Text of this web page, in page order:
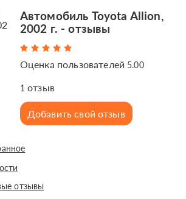
Автомобиль Toyota Allion,
2002 г. - отзывы
Оценка пользователей 5.00
1 отзыв
Добавить свой отзыв
отзывы